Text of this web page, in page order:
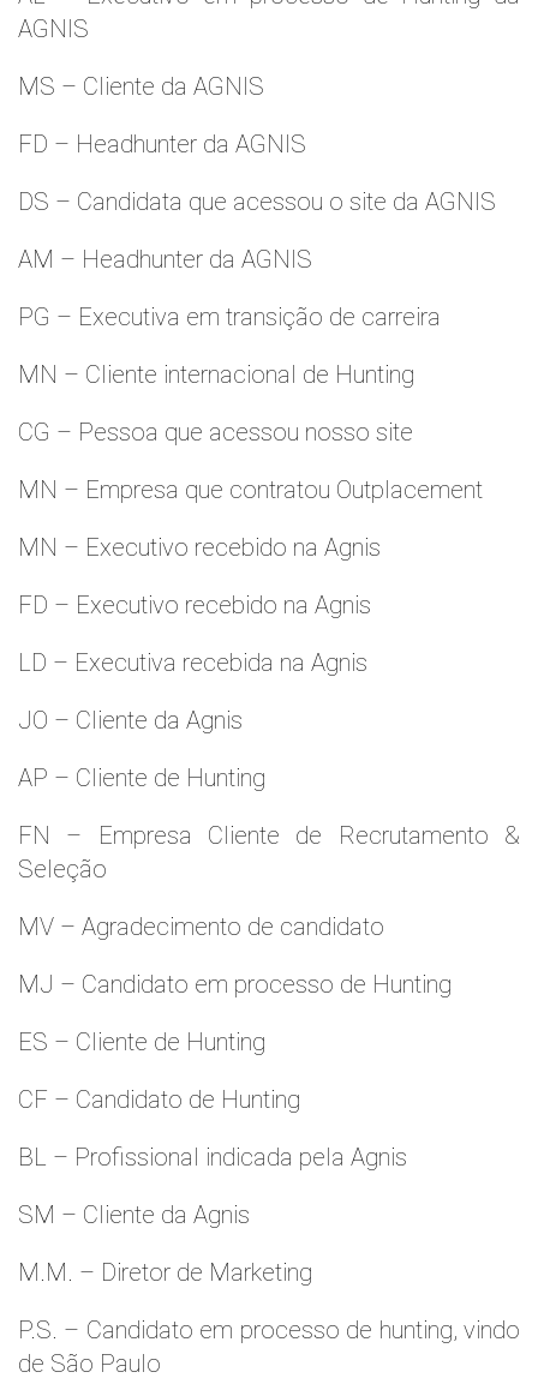
AGNIS
MS – Cliente da AGNIS
FD – Headhunter da AGNIS
DS – Candidata que acessou o site da AGNIS
AM – Headhunter da AGNIS
PG – Executiva em transição de carreira
MN – Cliente internacional de Hunting
CG – Pessoa que acessou nosso site
MN – Empresa que contratou Outplacement
MN – Executivo recebido na Agnis
FD – Executivo recebido na Agnis
LD – Executiva recebida na Agnis
JO – Cliente da Agnis
AP – Cliente de Hunting
FN – Empresa Cliente de Recrutamento &
Seleção
MV – Agradecimento de candidato
MJ – Candidato em processo de Hunting
ES – Cliente de Hunting
CF – Candidato de Hunting
BL – Profissional indicada pela Agnis
SM – Cliente da Agnis
M.M. – Diretor de Marketing
P.S. – Candidato em processo de hunting, vindo
de São Paulo